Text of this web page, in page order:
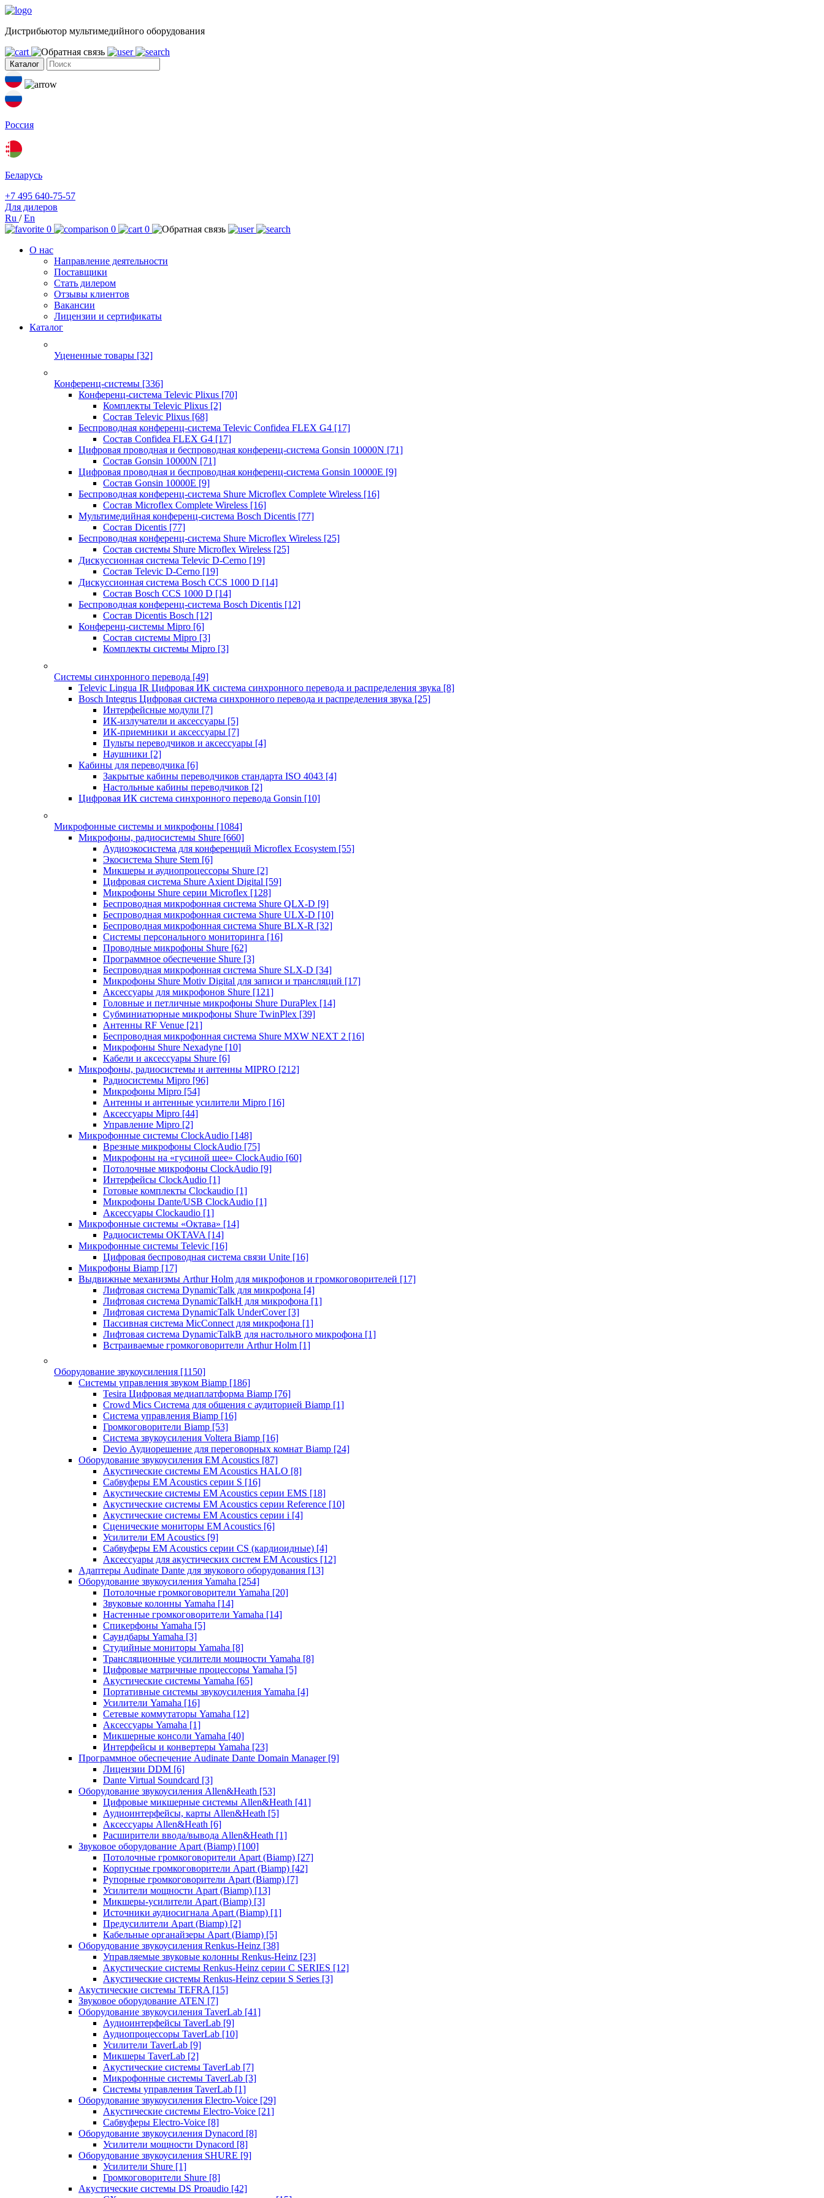
Дистрибьютор мультимедийного оборудования
Каталог
Россия
Беларусь
+7 495 640-75-57
Для дилеров
Ru /En
0
0
0
О нас
Направление деятельности
Поставщики
Стать дилером
Отзывы клиентов
Вакансии
Лицензии и сертификаты
Каталог
Уцененные товары [32]
Конференц-системы [336]
Конференц-система Televic Plixus [70]
Комплекты Televic Plixus [2]
Состав Televic Plixus [68]
Беспроводная конференц-система Televic Confidea FLEX G4 [17]
Состав Confidea FLEX G4 [17]
Цифровая проводная и беспроводная конференц-система Gonsin 10000N [71]
Состав Gonsin 10000N [71]
Цифровая проводная и беспроводная конференц-система Gonsin 10000E [9]
Состав Gonsin 10000E [9]
Беспроводная конференц-система Shure Microflex Complete Wireless [16]
Состав Microflex Complete Wireless [16]
Мультимедийная конференц-система Bosch Dicentis [77]
Состав Dicentis [77]
Беспроводная конференц-система Shure Microflex Wireless [25]
Состав системы Shure Microflex Wireless [25]
Дискуссионная система Televic D-Cerno [19]
Состав Televic D-Cerno [19]
Дискуссионная система Bosch CCS 1000 D [14]
Состав Bosch CCS 1000 D [14]
Беспроводная конференц-система Bosch Dicentis [12]
Состав Dicentis Bosch [12]
Конференц-системы Mipro [6]
Состав системы Mipro [3]
Комплекты системы Mipro [3]
Системы синхронного перевода [49]
Televic Lingua IR Цифровая ИК система синхронного перевода и распределения звука [8]
Bosch Integrus Цифровая система синхронного перевода и распределения звука [25]
Интерфейсные модули [7]
ИК-излучатели и аксессуары [5]
ИК-приемники и аксессуары [7]
Пульты переводчиков и аксессуары [4]
Наушники [2]
Кабины для переводчика [6]
Закрытые кабины переводчиков стандарта ISO 4043 [4]
Настольные кабины переводчиков [2]
Цифровая ИК система синхронного перевода Gonsin [10]
Микрофонные системы и микрофоны [1084]
Микрофоны, радиосистемы Shure [660]
Аудиоэкосистема для конференций Microflex Ecosystem [55]
Экосистема Shure Stem [6]
Микшеры и аудиопроцессоры Shure [2]
Цифровая система Shure Axient Digital [59]
Микрофоны Shure серии Microflex [128]
Беспроводная микрофонная система Shure QLX-D [9]
Беспроводная микрофонная система Shure ULX-D [10]
Беспроводная микрофонная система Shure BLX-R [32]
Системы персонального мониторинга [16]
Проводные микрофоны Shure [62]
Программное обеспечение Shure [3]
Беспроводная микрофонная система Shure SLX-D [34]
Микрофоны Shure Motiv Digital для записи и трансляций [17]
Аксессуары для микрофонов Shure [121]
Головные и петличные микрофоны Shure DuraPlex [14]
Субминиатюрные микрофоны Shure TwinPlex [39]
Антенны RF Venue [21]
Беспроводная микрофонная система Shure MXW NEXT 2 [16]
Микрофоны Shure Nexadyne [10]
Кабели и аксессуары Shure [6]
Микрофоны, радиосистемы и антенны MIPRO [212]
Радиосистемы Mipro [96]
Микрофоны Mipro [54]
Антенны и антенные усилители Mipro [16]
Аксессуары Mipro [44]
Управление Mipro [2]
Микрофонные системы ClockAudio [148]
Врезные микрофоны ClockAudio [75]
Микрофоны на «гусиной шее» ClockAudio [60]
Потолочные микрофоны ClockAudio [9]
Интерфейсы ClockAudio [1]
Готовые комплекты Clockaudio [1]
Микрофоны Dante/USB ClockAudio [1]
Аксессуары Clockaudio [1]
Микрофонные системы «Октава» [14]
Радиосистемы OKTAVA [14]
Микрофонные системы Televic [16]
Цифровая беспроводная система связи Unite [16]
Микрофоны Biamp [17]
Выдвижные механизмы Arthur Holm для микрофонов и громкоговорителей [17]
Лифтовая система DynamicTalk для микрофона [4]
Лифтовая система DynamicTalkH для микрофона [1]
Лифтовая система DynamicTalk UnderCover [3]
Пассивная система MicConnect для микрофона [1]
Лифтовая система DynamicTalkB для настольного микрофона [1]
Встраиваемые громкоговорители Arthur Holm [1]
Оборудование звукоусиления [1150]
Системы управления звуком Biamp [186]
Tesira Цифровая медиаплатформа Biamp [76]
Crowd Mics Система для общения с аудиторией Biamp [1]
Система управления Biamp [16]
Громкоговорители Biamp [53]
Система звукоусиления Voltera Biamp [16]
Devio Аудиорешение для переговорных комнат Biamp [24]
Оборудование звукоусиления EM Acoustics [87]
Акустические системы EM Acoustics HALO [8]
Сабвуферы EM Acoustics серии S [16]
Акустические системы EM Acoustics серии EMS [18]
Акустические системы EM Acoustics серии Reference [10]
Акустические системы EM Acoustics серии i [4]
Сценические мониторы EM Acoustics [6]
Усилители EM Acoustics [9]
Сабвуферы EM Acoustics серии CS (кардиоидные) [4]
Аксессуары для акустических систем EM Acoustics [12]
Адаптеры Audinate Dante для звукового оборудования [13]
Оборудование звукоусиления Yamaha [254]
Потолочные громкоговорители Yamaha [20]
Звуковые колонны Yamaha [14]
Настенные громкоговорители Yamaha [14]
Спикерфоны Yamaha [5]
Саундбары Yamaha [3]
Студийные мониторы Yamaha [8]
Трансляционные усилители мощности Yamaha [8]
Цифровые матричные процессоры Yamaha [5]
Акустические системы Yamaha [65]
Портативные системы звукоусиления Yamaha [4]
Усилители Yamaha [16]
Сетевые коммутаторы Yamaha [12]
Аксессуары Yamaha [1]
Микшерные консоли Yamaha [40]
Интерфейсы и конвертеры Yamaha [23]
Программное обеспечение Audinate Dante Domain Manager [9]
Лицензии DDM [6]
Dante Virtual Soundcard [3]
Оборудование звукоусиления Allen&Heath [53]
Цифровые микшерные системы Allen&Heath [41]
Аудиоинтерфейсы, карты Allen&Heath [5]
Аксессуары Allen&Heath [6]
Расширители ввода/вывода Allen&Heath [1]
Звуковое оборудование Apart (Biamp) [100]
Потолочные громкоговорители Apart (Biamp) [27]
Корпусные громкоговорители Apart (Biamp) [42]
Рупорные громкоговорители Apart (Biamp) [7]
Усилители мощности Apart (Biamp) [13]
Микшеры-усилители Apart (Biamp) [3]
Источники аудиосигнала Apart (Biamp) [1]
Предусилители Apart (Biamp) [2]
Кабельные органайзеры Apart (Biamp) [5]
Оборудование звукоусиления Renkus-Heinz [38]
Управляемые звуковые колонны Renkus-Heinz [23]
Акустические системы Renkus-Heinz серии C SERIES [12]
Акустические системы Renkus-Heinz серии S Series [3]
Акустические системы TEFRA [15]
Звуковое оборудование ATEN [7]
Оборудование звукоусиления TaverLab [41]
Аудиоинтерфейсы TaverLab [9]
Аудиопроцессоры TaverLab [10]
Усилители TaverLab [9]
Микшеры TaverLab [2]
Акустические системы TaverLab [7]
Микрофонные системы TaverLab [3]
Системы управления TaverLab [1]
Оборудование звукоусиления Electro-Voice [29]
Акустические системы Electro-Voice [21]
Сабвуферы Electro-Voice [8]
Оборудование звукоусиления Dynacord [8]
Усилители мощности Dynacord [8]
Оборудование звукоусиления SHURE [9]
Усилители Shure [1]
Громкоговорители Shure [8]
Акустические системы DS Proaudio [42]